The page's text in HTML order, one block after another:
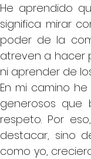
He aprendido
significa mirar
poder de la
atreven a hacer
ni aprender de
En mi camino
generosos
respeto. Por
destacar, sino
como yo,